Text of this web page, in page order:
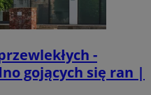
-
gojących się ran |
CookieScript
m-ce.pl